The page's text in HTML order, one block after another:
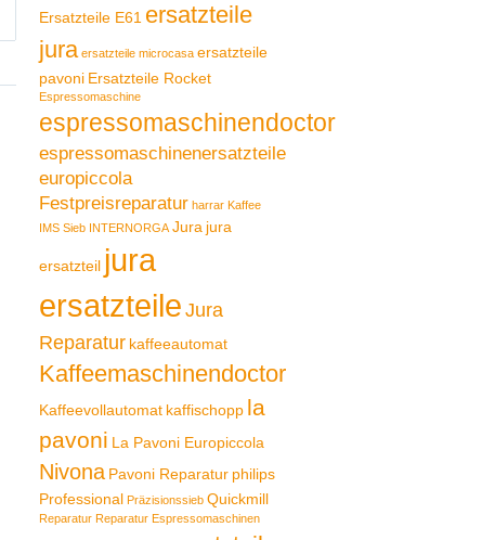
Ersatzteile E61 ersatzteile
jura ersatzteile microcasa ersatzteile
pavoni Ersatzteile Rocket
Espressomaschine
espressomaschinendoctor
espressomaschinenersatzteile
europiccola
Festpreisreparatur harrar Kaffee
IMS Sieb INTERNORGA Jura jura
ersatzteil jura
ersatzteileJura
Reparatur kaffeeautomat
Kaffeemaschinendoctor
Kaffeevollautomat kaffischopp la
pavoni La Pavoni Europiccola
Nivona Pavoni Reparatur philips
Professional Präzisionssieb Quickmill
Reparatur Reparatur Espressomaschinen